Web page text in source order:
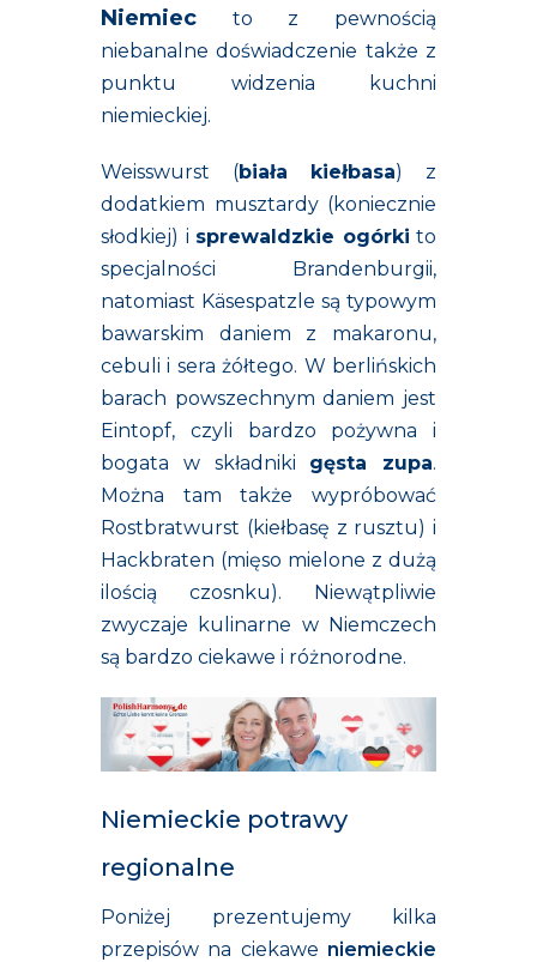
Niemiec to z pewnością
niebanalne doświadczenie także z
punktu widzenia kuchni
niemieckiej.
Weisswurst (biała kiełbasa) z
dodatkiem musztardy (koniecznie
słodkiej) i sprewaldzkie ogórki to
specjalności Brandenburgii,
natomiast Käsespatzle są typowym
bawarskim daniem z makaronu,
cebuli i sera żółtego. W berlińskich
barach powszechnym daniem jest
Eintopf, czyli bardzo pożywna i
bogata w składniki gęsta zupa.
Można tam także wypróbować
Rostbratwurst (kiełbasę z rusztu) i
Hackbraten (mięso mielone z dużą
ilością czosnku). Niewątpliwie
zwyczaje kulinarne w Niemczech
są bardzo ciekawe i różnorodne.
Niemieckie potrawy
regionalne
Poniżej prezentujemy kilka
przepisów na ciekawe niemieckie